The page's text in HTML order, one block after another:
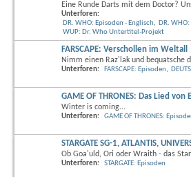
Eine Runde Darts mit dem Doctor?
Unterforen:
DR. WHO: Episoden - Englisch, DR.
WUP: Dr. Who Untertitel-Projekt
FARSCAPE: Verschollen im Weltall
Nimm einen Raz'lak und bequatsche
Unterforen: FARSCAPE: Episoden,
GAME OF THRONES: Das Lied von
Winter is coming...
Unterforen: GAME OF THRONES:
STARGATE SG-1, ATLANTIS,
Ob Goa'uld, Ori oder Wraith - das
Unterforen: STARGATE: Episoden